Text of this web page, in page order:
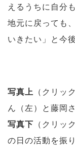
えるうちに自分
地元に戻っても
いきたい」と今
写真上 （クリッ
ん（左）と藤岡
写真下 （クリッ
の日の活動を振